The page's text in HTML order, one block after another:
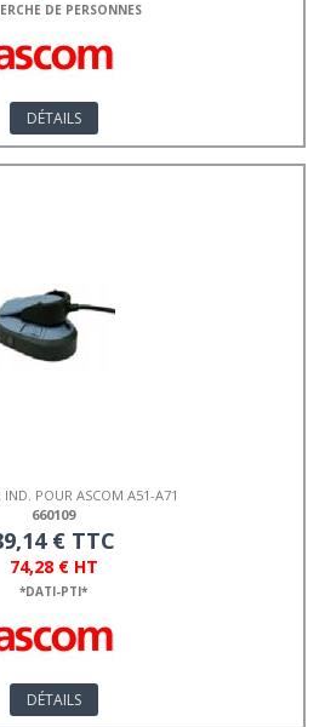
DE PERSONNES
DÉTAILS
IND. POUR ASCOM A51-A71
660109
€ TTC
74,28 € HT
*DATI-PTI*
DÉTAILS